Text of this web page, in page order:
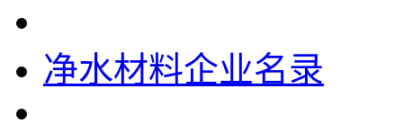
净水材料企业名录